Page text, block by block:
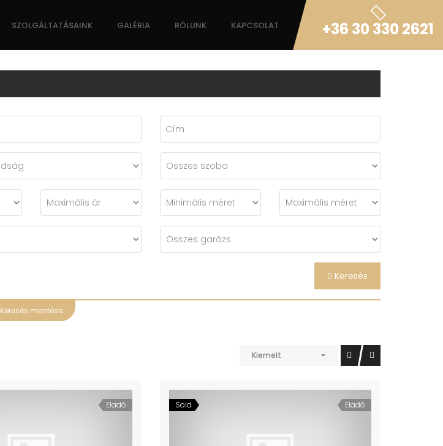
SZOLGÁLTATÁSAINK GALÉRIA RÓLUNK KAPCSOLAT +36 30 330 2621
Keresés
Keresés mentése
Kiemelt
Eladó Sold Eladó